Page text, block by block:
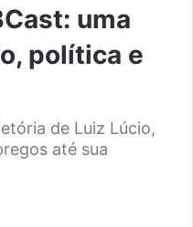
uma
política e
de Luiz Lúcio,
até sua